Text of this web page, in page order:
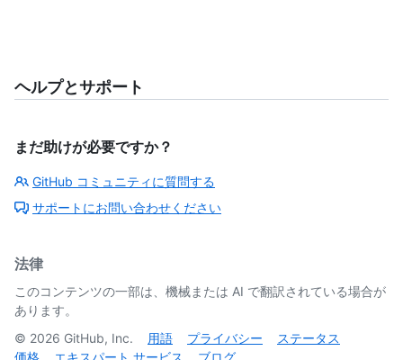
ヘルプとサポート
まだ助けが必要ですか？
GitHub コミュニティに質問する
サポートにお問い合わせください
法律
このコンテンツの一部は、機械または AI で翻訳されている場合が
あります。
© 2026 GitHub, Inc. 用語 プライバシー
ステータス
価格
エキスパート サービス ブログ